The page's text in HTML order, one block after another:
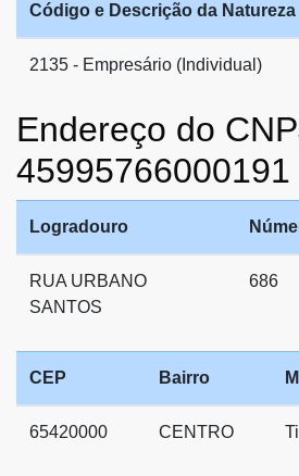
Código e Descrição da
2135 - Empresário (Individual)
Endereço do
45995766000191
Logradouro
RUA URBANO
SANTOS
686
CEP Bairro
65420000 CENTRO